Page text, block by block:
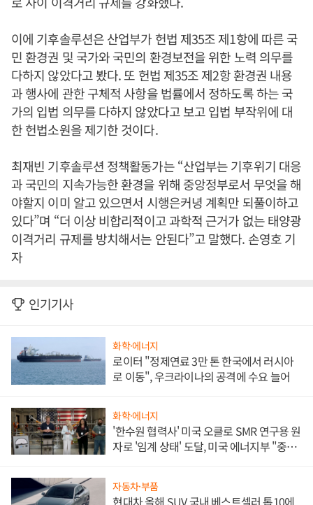
이에 기후솔루션은 산업부가 헌법 제35조 제1항에 따른 국
민 환경권 및 국가와 국민의 환경보전을 위한 노력 의무를
다하지 않았다고 봤다. 또 헌법 제35조 제2항 환경권 내용
과 행사에 관한 구체적 사항을 법률에서 정하도록 하는 국
가의 입법 의무를 다하지 않았다고 보고 입법 부작위에 대
한 헌법소원을 제기한 것이다.
최재빈 기후솔루션 정책활동가는 “산업부는 기후위기 대응
과 국민의 지속가능한 환경을 위해 중앙정부로서 무엇을 해
야할지 이미 알고 있으면서 시행은커녕 계획만 되풀이하고
있다”며 “더 이상 비합리적이고 과학적 근거가 없는 태양광
이격거리 규제를 방치해서는 안된다”고 말했다. 손영호 기
자
인기기사
화학·에너지
로이터 "정제연료 3만 톤 한국에서 러시아
로 이동", 우크라이나의 공격에 수요 늘어
화학·에너지
'한수원 협력사' 미국 오클로 SMR 연구용 원
자로 '임계 상태' 도달, 미국 에너지부 "중요
자동차·부품
현대차 올해 SUV 국내 베스트셀러 톱10에